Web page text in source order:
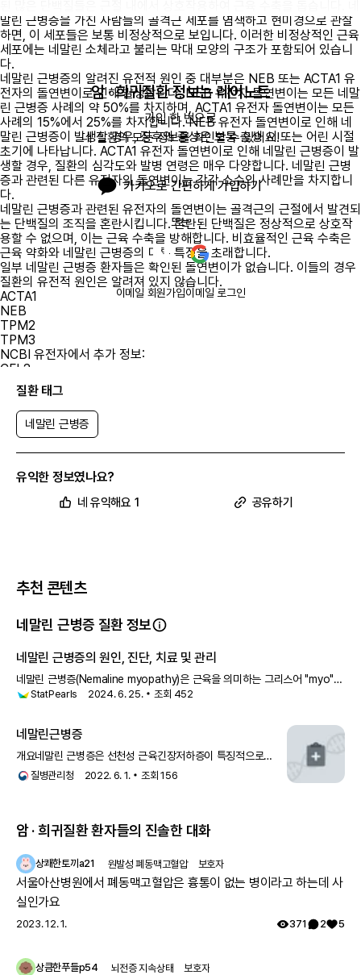
말린 근병증을 가진 사람들의 골격근 세포를 염색하고 현미경으로 관찰
하면, 이 세포들은 보통 비정상적으로 보입니다. 이러한 비정상적인 근육
세포에는 네말린 소체라고 불리는 막대 모양의 구조가 포함되어 있습니
다.
네말린 근병증의 알려진 유전적 원인 중 대부분은 NEB 또는 ACTA1 유
전자의 돌연변이로 인해 발생합니다. NEB 유전자 돌연변이는 모든 네말
린 근병증 사례의 약 50%를 차지하며, ACTA1 유전자 돌연변이는 모든
사례의 15%에서 25%를 차지합니다. NEB 유전자 돌연변이로 인해 네
말린 근병증이 발생할 경우, 징후와 증상은 보통 출생 시 또는 어린 시절
초기에 나타납니다. ACTA1 유전자 돌연변이로 인해 네말린 근병증이 발
생할 경우, 질환의 심각도와 발병 연령은 매우 다양합니다. 네말린 근병
증과 관련된 다른 유전자의 돌연변이는 각각 소수의 사례만을 차지합니
다.
네말린 근병증과 관련된 유전자의 돌연변이는 골격근의 근절에서 발견되
는 단백질의 조직을 혼란시킵니다. 혼란된 단백질은 정상적으로 상호작
용할 수 없으며, 이는 근육 수축을 방해합니다. 비효율적인 근육 수축은
근육 약화와 네말린 근병증의 다른 특징을 초래합니다.
일부 네말린 근병증 환자들은 확인된 돌연변이가 없습니다. 이들의 경우
질환의 유전적 원인은 알려져 있지 않습니다.
ACTA1
NEB
TPM2
TPM3
NCBI 유전자에서 추가 정보:
CFL2
KBTBD13
KLHL40
KLHL41
LMOD3
TNNT1
네말린 근병증의 발생 빈도
네말린 근병증의 추정 발병률은 50,000명 중 1명입니다.
네말린 근병증의 유전
의 변형된 유전자 사본 하나만으로도 질환을 일으키기에 충분하다는 것
을 의미합니다. 대부분의 사례는 유전자에서 새로운 돌연변이로 인해 발
생하며, 가족 내 질환의 병력이 없는 사람들에게서 발생합니다.
앱에서 확인하기
암 · 희귀질환 정보는 레어노트
가입 한 번으로
내 질환의 모든 정보를 확인할 수 있어요!
카카오로 간편하게 가입하기
또는
이메일 회원가입이메일 로그인
질환 태그
네말린 근병증
유익한 정보였나요?
네 유익해요 1 공유하기
추천 콘텐츠
네말린 근병증 질환 정보
네말린 근병증의 원인, 진단, 치료 및 관리
네말린 근병증(Nemaline myopathy)은 근육을 의미하는 그리스어 "myo"와
고통을 의미하는 "pathy"에서 유래한 용어로, 근육
StatPearls 2024. 6. 25. 조회 452
네말린근병증
개요네말린 근병증은 선천성 근육긴장저하증이 특징적으로
나타나는 희귀 유전 신경근육계 질환입니다. 영향을 받은 부위의
질병관리청 2022. 6. 1. 조회156
암 · 희귀질환 환자들의 진솔한 대화
상쾌한토끼a21 원발성 폐동맥고혈압 보호자
서울아산병원에서 폐동맥고혈압은 흉통이 없는 병이라고 하는데 사
실인가요
2023. 12. 1. 371 2 5
상큼한푸들p54 뇌전증 지속상태 보호자